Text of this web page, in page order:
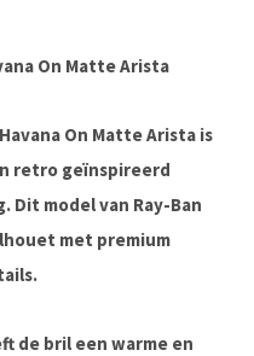
On Matte Arista
On Matte Arista is
retro geïnspireerd
Dit model van Ray-Ban
met premium
de bril een warme en